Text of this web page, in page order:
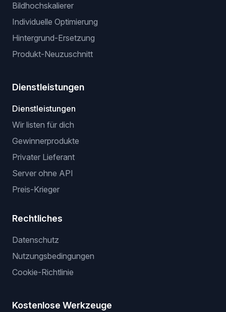
Bildhochskalierer
Individuelle Optimierung
Hintergrund-Ersetzung
Produkt-Neuzuschnitt
Dienstleistungen
Dienstleistungen
Wir listen für dich
Gewinnerprodukte
Privater Lieferant
Server ohne API
Preis-Krieger
Rechtliches
Datenschutz
Nutzungsbedingungen
Cookie-Richtlinie
Kostenlose Werkzeuge